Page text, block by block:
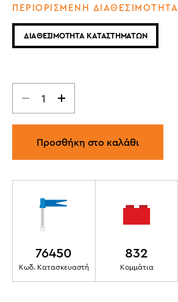
ΠΕΡΙΟΡΙΣΜΕΝΗ ΔΙΑΘΕΣΙΜΟΤΗΤΑ
ΔΙΑΘΕΣΙΜΟΤΗΤΑ ΚΑΤΑΣΤΗΜΑΤΩΝ
Προσθήκη στο καλάθι
76450
Κωδ. Κατασκευαστή
832
Κομμάτια